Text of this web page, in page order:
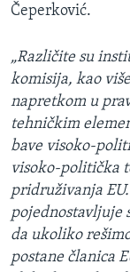
Čeperković.
„Različite su
komisija, kao
napretkom u
tehničkim
bave visoko-
visoko-politička
pridruživanja
pojednostavljuje
da ukoliko
postane članica